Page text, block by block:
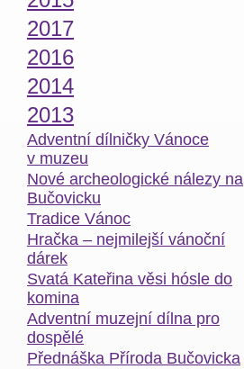
2017
2016
2014
2013
Adventní dílničky Vánoce
v muzeu
Nové archeologické nálezy na
Bučovicku
Tradice Vánoc
Hračka – nejmilejší vánoční
dárek
Svatá Kateřina věsi hósle do
komina
Adventní muzejní dílna pro
dospělé
Přednáška Příroda Bučovicka